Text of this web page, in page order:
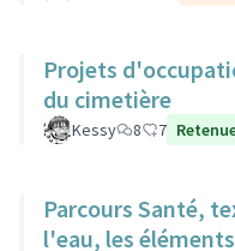
Projets
du cimetière
Kessy 8 7
Parcours Santé,
l'eau, les